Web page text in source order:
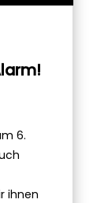
6.
ihnen